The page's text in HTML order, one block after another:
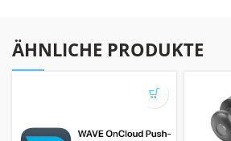
ÄHNLICHE PRODUKTE